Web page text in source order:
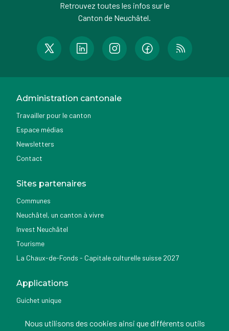
Retrouvez toutes les infos sur le
Canton de Neuchâtel.
Administration cantonale
Travailler pour le canton
Espace médias
Newsletters
Contact
Sites partenaires
Communes
Neuchâtel, un canton à vivre
Invest Neuchâtel
Tourisme
La Chaux-de-Fonds - Capitale culturelle suisse 2027
Applications
Guichet unique
Nemo news
Nous utilisons des cookies ainsi que différents outils